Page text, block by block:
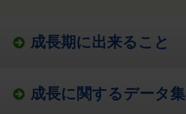
成長期に出来ること
成長に関するデータ集